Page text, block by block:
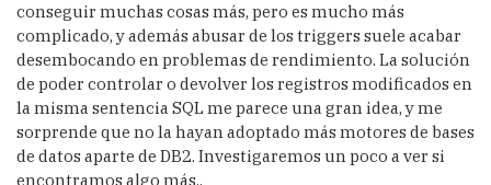
conseguir muchas cosas más, pero es mucho más
complicado, y además abusar de los triggers suele acabar
desembocando en problemas de rendimiento. La solución
de poder controlar o devolver los registros modificados en
la misma sentencia SQL me parece una gran idea, y me
sorprende que no la hayan adoptado más motores de bases
de datos aparte de DB2. Investigaremos un poco a ver si
encontramos algo más..